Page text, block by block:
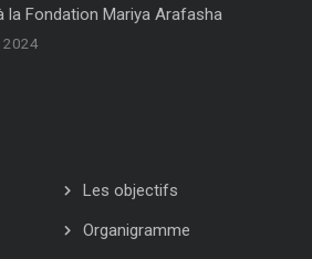
la Fondation Mariya Arafasha
2024
Les objectifs
Organigramme